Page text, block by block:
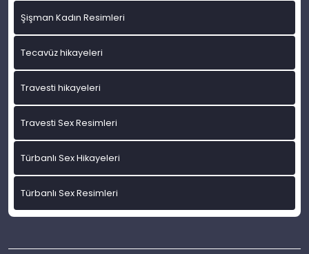
Şişman Kadın Resimleri
Tecavüz hikayeleri
Travesti hikayeleri
Travesti Sex Resimleri
Türbanlı Sex Hikayeleri
Türbanlı Sex Resimleri